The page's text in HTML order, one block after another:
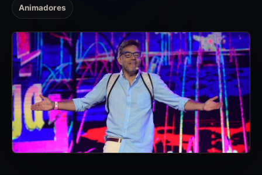
Animadores